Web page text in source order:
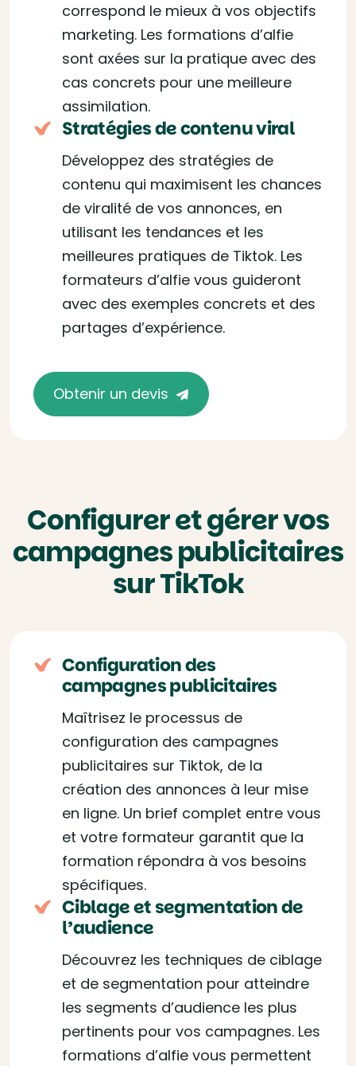
correspond le mieux à vos objectifs
marketing. Les formations d’alfie
sont axées sur la pratique avec des
cas concrets pour une meilleure
assimilation.
Stratégies de contenu viral
Développez des stratégies de
contenu qui maximisent les chances
de viralité de vos annonces, en
utilisant les tendances et les
meilleures pratiques de Tiktok. Les
formateurs d’alfie vous guideront
avec des exemples concrets et des
partages d’expérience.
Obtenir un devis
Configurer et gérer vos
campagnes publicitaires
sur TikTok
Configuration des
campagnes publicitaires
Maîtrisez le processus de
configuration des campagnes
publicitaires sur Tiktok, de la
création des annonces à leur mise
en ligne. Un brief complet entre vous
et votre formateur garantit que la
formation répondra à vos besoins
spécifiques.
Ciblage et segmentation de
l’audience
Découvrez les techniques de ciblage
et de segmentation pour atteindre
les segments d’audience les plus
pertinents pour vos campagnes. Les
formations d’alfie vous permettent